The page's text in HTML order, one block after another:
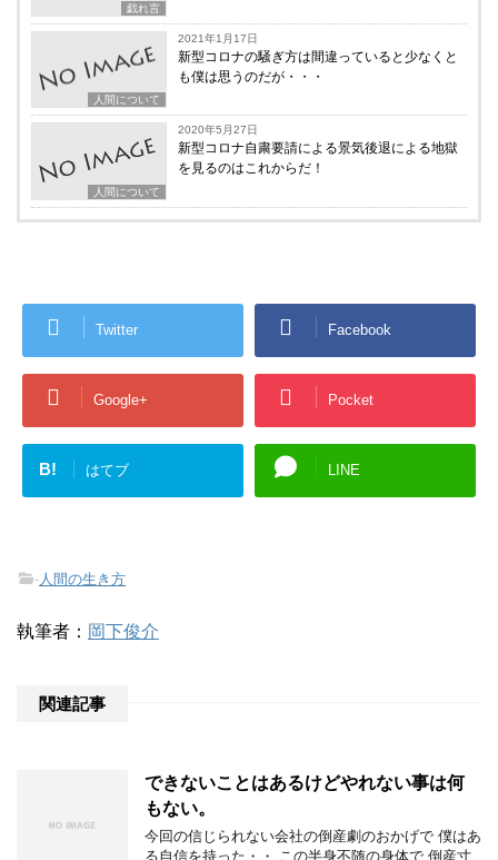
戯れ言
人間について
2021年1月17日
新型コロナの騒ぎ方は間違っていると少なくと
も僕は思うのだが・・・
人間について
2020年5月27日
新型コロナ自粛要請による景気後退による地獄
を見るのはこれからだ！
Twitter Facebook
Google+ Pocket
B! はてブ LINE
- 人間の生き方
執筆者： 岡下俊介
関連記事
できないことはあるけどやれない事は何
もない。
今回の信じられない会社の倒産劇のおかげで 僕はあ
る自信を持った・・ この半身不随の身体で 倒産寸